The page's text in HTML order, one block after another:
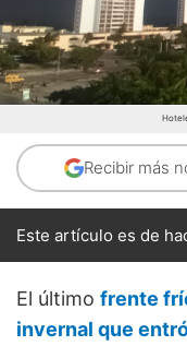
Recibir más
Este artículo es de
El último frente
invernal que